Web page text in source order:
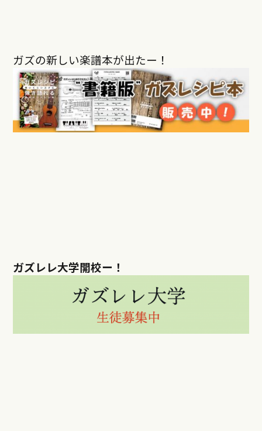
ガズの新しい楽譜本が出たー！
ガズレレ大学開校ー！